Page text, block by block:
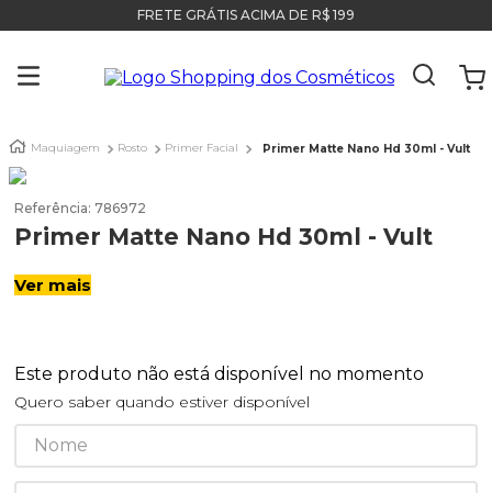
FRETE GRÁTIS ACIMA DE R$ 199
Maquiagem Rosto Primer Facial Primer Matte Nano Hd 30ml - Vult
Referência: 786972
Primer Matte Nano Hd 30ml - Vult
Ver mais
Este produto não está disponível no momento
Quero saber quando estiver disponível